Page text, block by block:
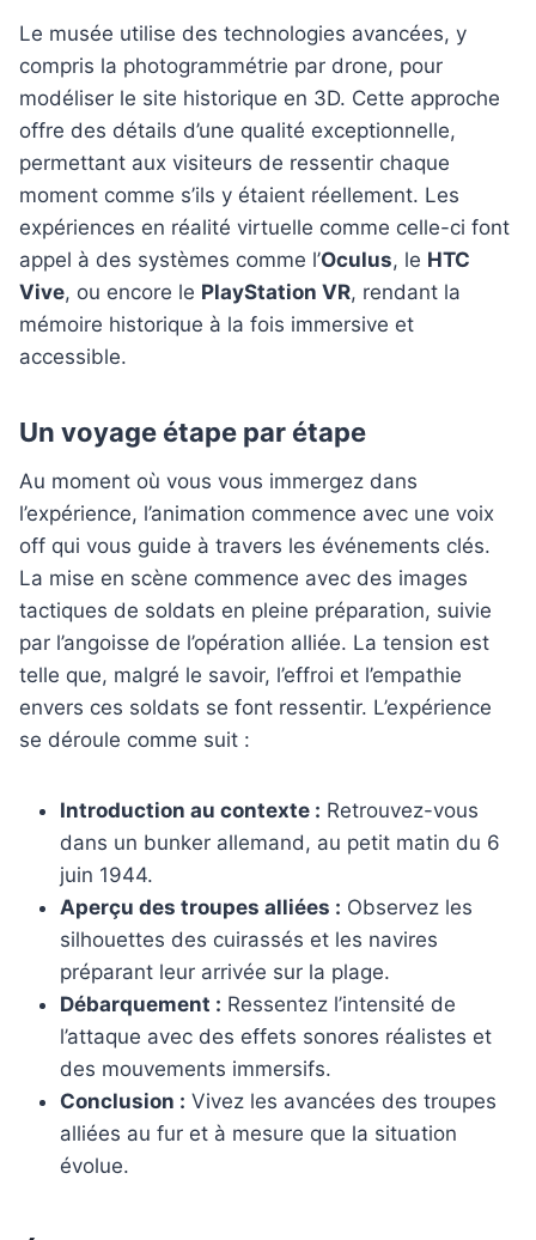
Le musée utilise des technologies avancées, y
compris la photogrammétrie par drone, pour
modéliser le site historique en 3D. Cette approche
offre des détails d’une qualité exceptionnelle,
permettant aux visiteurs de ressentir chaque
moment comme s’ils y étaient réellement. Les
expériences en réalité virtuelle comme celle-ci font
appel à des systèmes comme l’Oculus, le HTC
Vive, ou encore le PlayStation VR, rendant la
mémoire historique à la fois immersive et
accessible.
Un voyage étape par étape
Au moment où vous vous immergez dans
l’expérience, l’animation commence avec une voix
off qui vous guide à travers les événements clés.
La mise en scène commence avec des images
tactiques de soldats en pleine préparation, suivie
par l’angoisse de l’opération alliée. La tension est
telle que, malgré le savoir, l’effroi et l’empathie
envers ces soldats se font ressentir. L’expérience
se déroule comme suit :
Introduction au contexte : Retrouvez-vous
dans un bunker allemand, au petit matin du 6
juin 1944.
Aperçu des troupes alliées : Observez les
silhouettes des cuirassés et les navires
préparant leur arrivée sur la plage.
Débarquement : Ressentez l’intensité de
l’attaque avec des effets sonores réalistes et
des mouvements immersifs.
Conclusion : Vivez les avancées des troupes
alliées au fur et à mesure que la situation
évolue.